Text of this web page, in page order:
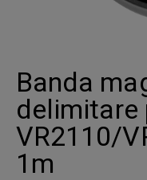
Banda
delimitare
VR2110/
1m